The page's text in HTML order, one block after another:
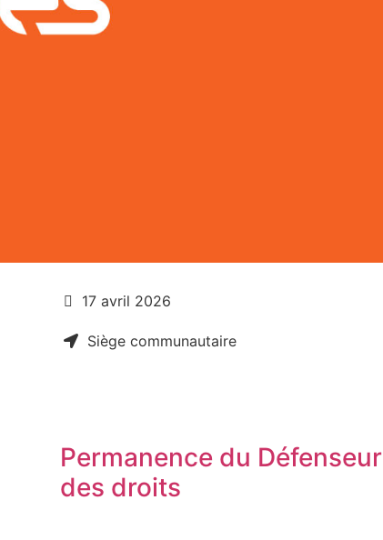
17 avril 2026
Siège communautaire
Permanence du Défenseur
des droits